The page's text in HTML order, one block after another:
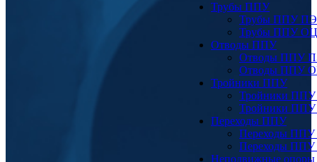
Трубы ППУ
Трубы ППУ ПЭ
Трубы ППУ ОЦ
Отводы ППУ
Отводы ППУ
Отводы ППУ
Тройники ППУ
Тройники
Тройники
Переходы ППУ
Переходы
Переходы
Неподвижные опоры